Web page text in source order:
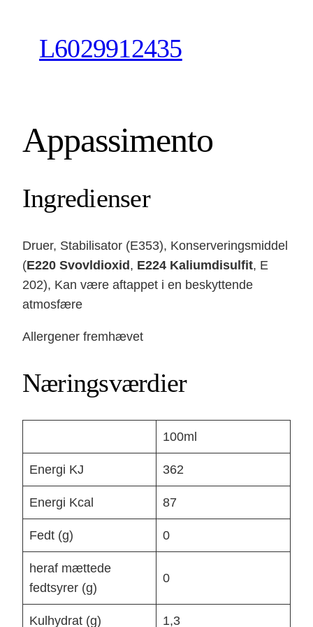
contentL6029912435
Appassimento
Ingredienser
Druer, Stabilisator (E353), Konserveringsmiddel
(E220 Svovldioxid, E224 Kaliumdisulfit, E
202), Kan være aftappet i en beskyttende
atmosfære
Allergener fremhævet
Næringsværdier
100ml
Energi KJ 362
Energi Kcal 87
Fedt (g) 0
heraf mættede
fedtsyrer (g)
0
Kulhydrat (g) 1,3